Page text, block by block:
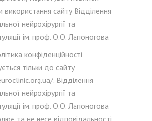
використання сайту Відділення
нейрохірургії та
ім. проф. О.О. Лапоногова
конфіденційності
тільки до сайту
. Відділення
нейрохірургії та
ім. проф. О.О. Лапоногова
та не несе відповідальності